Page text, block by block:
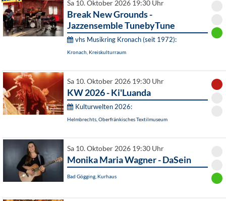
Sa 10. Oktober 2026 19:30 Uhr
Break New Grounds -
Jazzensemble TunebyTune
vhs Musikring Kronach (seit 1972):
Kronach, Kreiskulturraum
Sa 10. Oktober 2026 19:30 Uhr
KW 2026 - Ki'Luanda
Kulturwelten 2026:
Helmbrechts, Oberfränkisches Textilmuseum
Sa 10. Oktober 2026 19:30 Uhr
Monika Maria Wagner - DaSein
Bad Gögging, Kurhaus